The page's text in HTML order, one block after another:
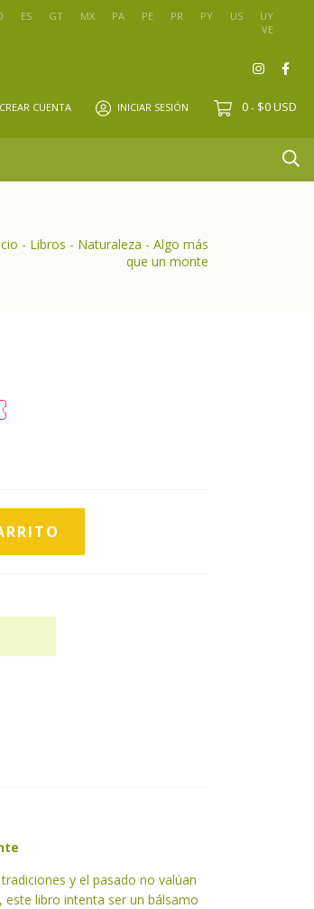
ES GT MX PA PE PR PY US
UY
VE
CREAR CUENTA INICIAR SESIÓN 0 - $0 USD
- Libros - Naturaleza - Algo más
que un monte
y el pasado no valúan
este libro intenta ser un bálsamo